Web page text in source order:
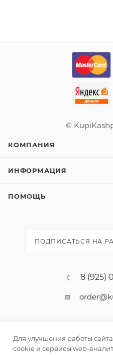
©
КОМПАНИЯ
ИНФОРМАЦИЯ
ПОМОЩЬ
ПОДПИСАТЬСЯ НА
8 (925)
Для улучшения работы
cookie и сервисы web-